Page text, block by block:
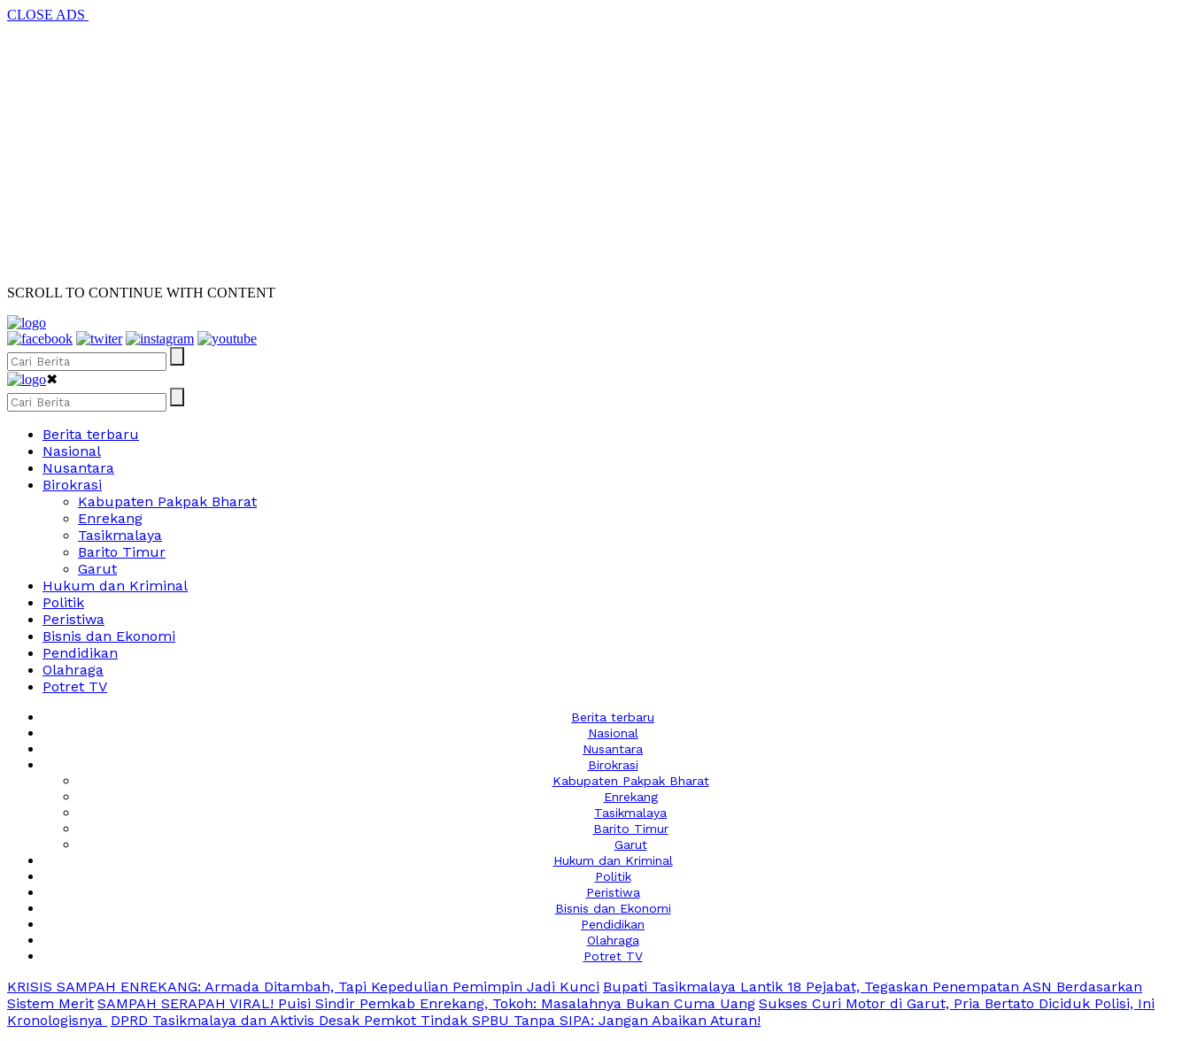
CLOSE ADS
SCROLL TO CONTINUE WITH CONTENT
✖
Berita terbaru
Nasional
Nusantara
Birokrasi
Kabupaten Pakpak Bharat
Enrekang
Tasikmalaya
Barito Timur
Garut
Hukum dan Kriminal
Politik
Peristiwa
Bisnis dan Ekonomi
Pendidikan
Olahraga
Potret TV
Berita terbaru
Nasional
Nusantara
Birokrasi
Kabupaten Pakpak Bharat
Enrekang
Tasikmalaya
Barito Timur
Garut
Hukum dan Kriminal
Politik
Peristiwa
Bisnis dan Ekonomi
Pendidikan
Olahraga
Potret TV
KRISIS SAMPAH ENREKANG: Armada Ditambah, Tapi Kepedulian Pemimpin Jadi Kunci Bupati Tasikmalaya Lantik 18 Pejabat, Tegaskan Penempatan ASN Berdasarkan
Sistem Merit SAMPAH SERAPAH VIRAL! Puisi Sindir Pemkab Enrekang, Tokoh: Masalahnya Bukan Cuma Uang Sukses Curi Motor di Garut, Pria Bertato Diciduk Polisi, Ini
Kronologisnya DPRD Tasikmalaya dan Aktivis Desak Pemkot Tindak SPBU Tanpa SIPA: Jangan Abaikan Aturan!